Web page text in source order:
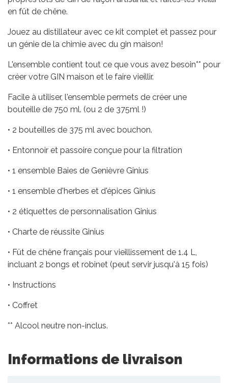
en fût de chêne.
Jouez au distillateur avec ce kit complet et passez pour
un génie de la chimie avec du gin maison!
L'ensemble contient tout ce que vous avez besoin** pour
créer votre GIN maison et le faire vieillir.
Facile à utiliser, l'ensemble permets de créer une
bouteille de 750 ml. (ou 2 de 375ml !)
• 2 bouteilles de 375 ml avec bouchon.
• Entonnoir et passoire conçue pour la filtration
• 1 ensemble Baies de Genièvre Ginius
• 1 ensemble d'herbes et d'épices Ginius
• 2 étiquettes de personnalisation Ginius
• Charte de réussite Ginius
• Fût de chêne français pour vieillissement de 1.4 L,
incluant 2 bongs et robinet (peut servir jusqu'à 15 fois)
• Instructions
• Coffret
** Alcool neutre non-inclus.
Informations de livraison